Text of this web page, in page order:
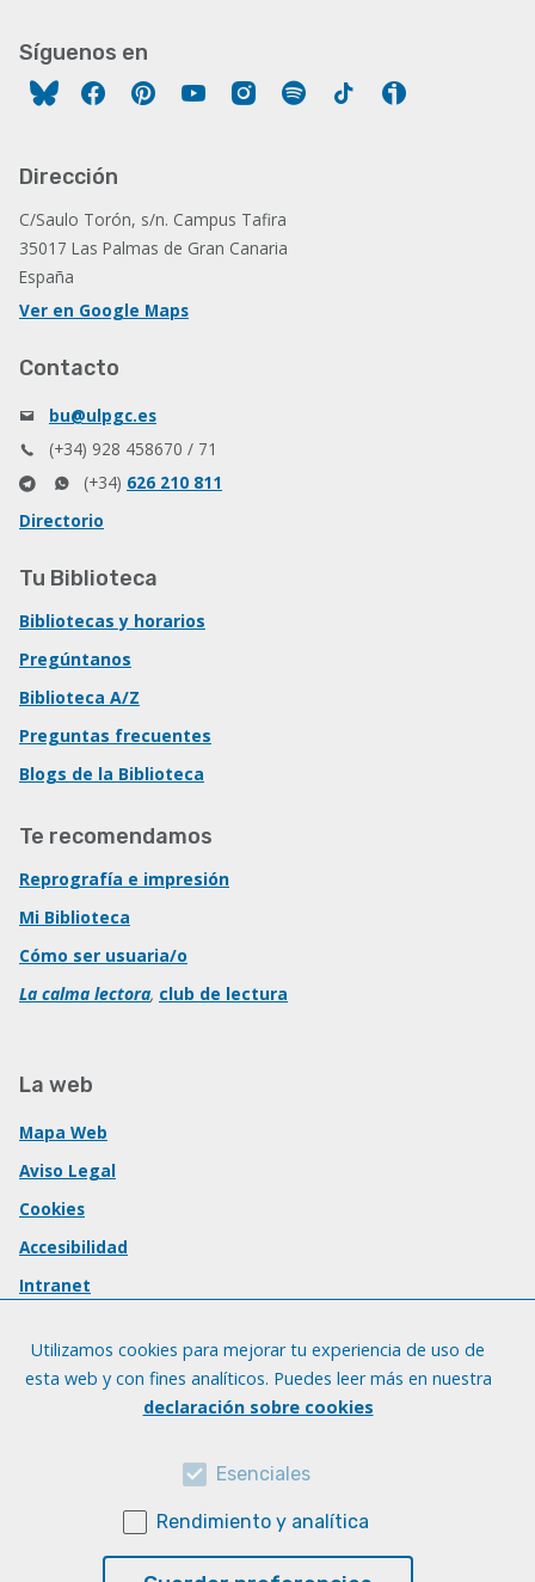
Síguenos en
FacebookPinterestYouTubeInstagram
Spotify Tiktok
Dirección
C/Saulo Torón, s/n. Campus Tafira
35017 Las Palmas de Gran Canaria
España
Ver en Google Maps
Contacto
bu@ulpgc.es
(+34) 928 458670 / 71
(+34) 626 210 811
Directorio
Tu Biblioteca
Bibliotecas y horarios
Pregúntanos
Biblioteca A/Z
Preguntas frecuentes
Blogs de la Biblioteca
Te recomendamos
Reprografía e impresión
Mi Biblioteca
Cómo ser usuaria/o
La calma lectora, club de lectura
La web
Mapa Web
Aviso Legal
Cookies
Accesibilidad
Intranet
Utilizamos cookies para mejorar tu experiencia de uso de
esta web y con fines analíticos. Puedes leer más en nuestra
declaración sobre cookies
Esenciales
Rendimiento y analítica